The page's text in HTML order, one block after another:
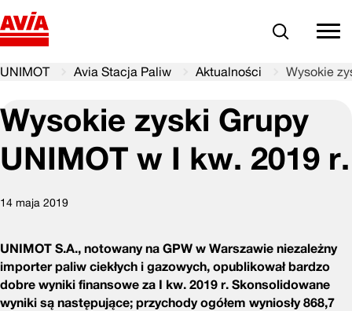
Szukaj
UNIMOT Avia Stacja Paliw Aktualności Wysokie
Wysokie zyski Grupy
UNIMOT w I kw. 2019 r.
14 maja 2019
UNIMOT S.A., notowany na GPW w Warszawie niezależny
importer paliw ciekłych i gazowych, opublikował bardzo
dobre wyniki finansowe za I kw. 2019 r. Skonsolidowane
wyniki są następujące; przychody ogółem wyniosły 868,7